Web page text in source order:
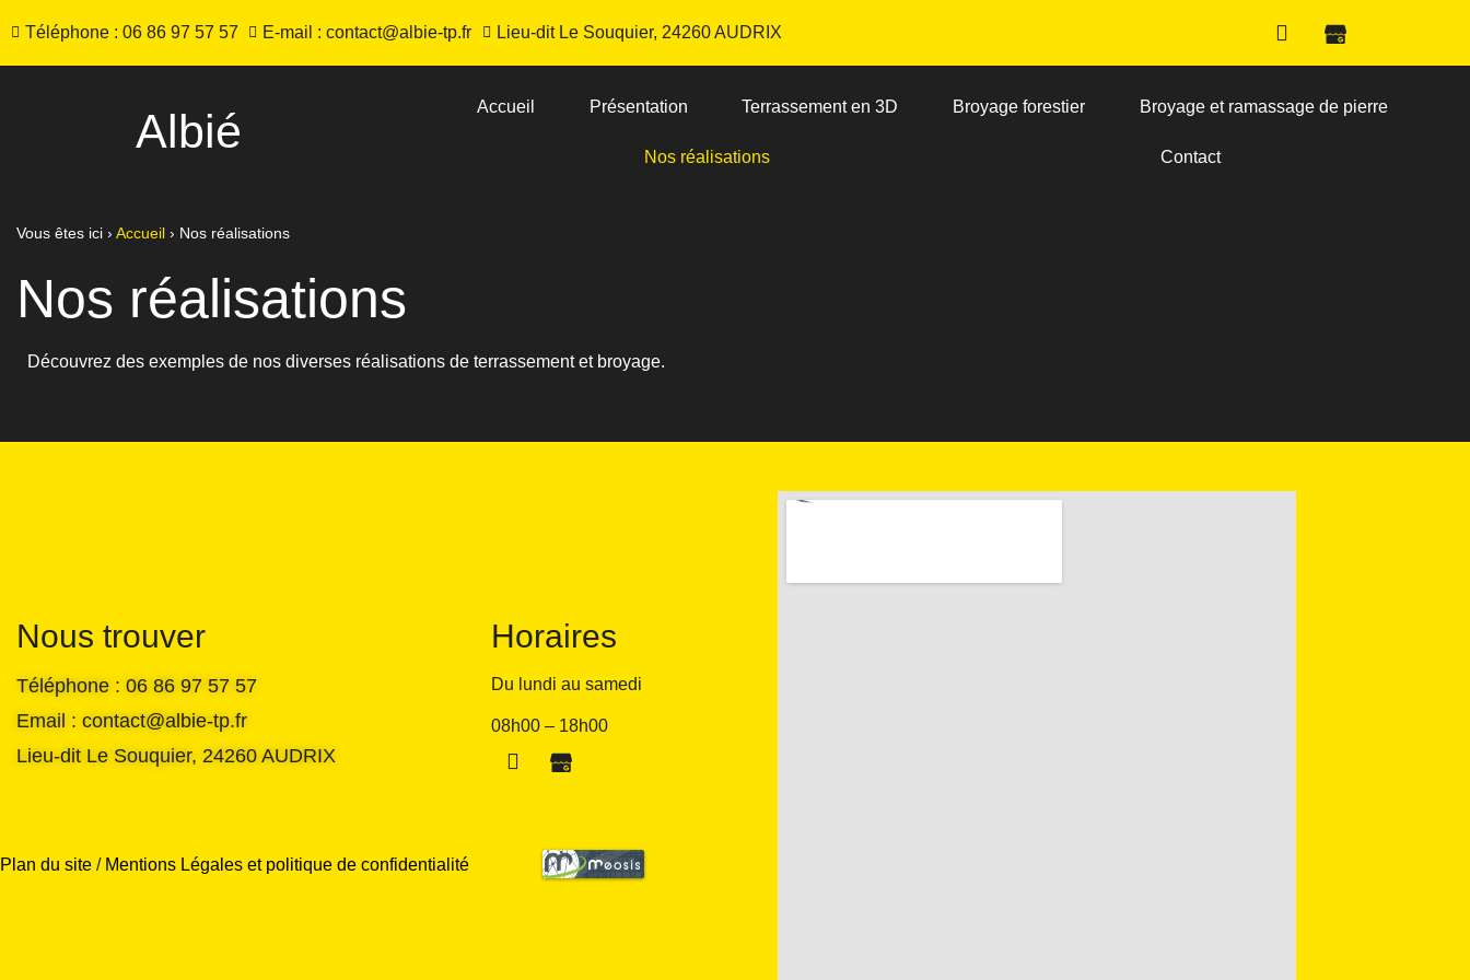
Téléphone : 06 86 97 57 57 E-mail : contact@albie-tp.fr Lieu-dit Le Souquier, 24260 AUDRIX
Albié Accueil Présentation Terrassement en 3D Broyage forestier Broyage et ramassage de pierre
Nos réalisations Contact
Vous êtes ici › Accueil › Nos réalisations
Nos réalisations
Découvrez des exemples de nos diverses réalisations de terrassement et broyage.
Nous trouver
Téléphone : 06 86 97 57 57
Email : contact@albie-tp.fr
Lieu-dit Le Souquier, 24260 AUDRIX
Horaires
Du lundi au samedi
08h00 – 18h00
Plan du site / Mentions Légales et politique de confidentialité